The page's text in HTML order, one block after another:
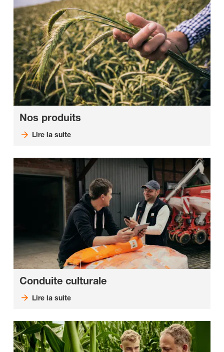
Nos produits
Lire la suite
Conduite culturale
Lire la suite